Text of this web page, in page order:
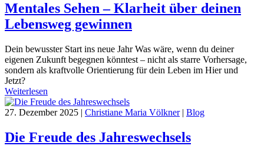
Mentales Sehen – Klarheit über deinen
Lebensweg gewinnen
Dein bewusster Start ins neue Jahr Was wäre, wenn du deiner
eigenen Zukunft begegnen könntest – nicht als starre Vorhersage,
sondern als kraftvolle Orientierung für dein Leben im Hier und
Jetzt?
Weiterlesen
27. Dezember 2025 | Christiane Maria Völkner| Blog
Die Freude des Jahreswechsels